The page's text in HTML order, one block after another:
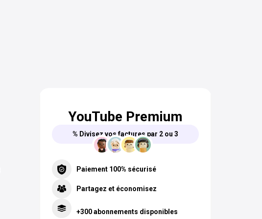
YouTube Premium
% Divisez vos factures par 2 ou 3
Paiement 100% sécurisé
Partagez et économisez
+300 abonnements disponibles